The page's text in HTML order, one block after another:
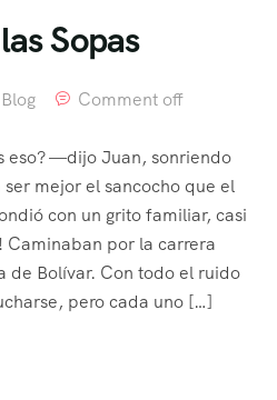
Sopas
Blog Comment off
eso? —dijo Juan, sonriendo
mejor el sancocho que el
con un grito familiar, casi
Caminaban por la carrera
de Bolívar. Con todo el ruido
pero cada uno […]